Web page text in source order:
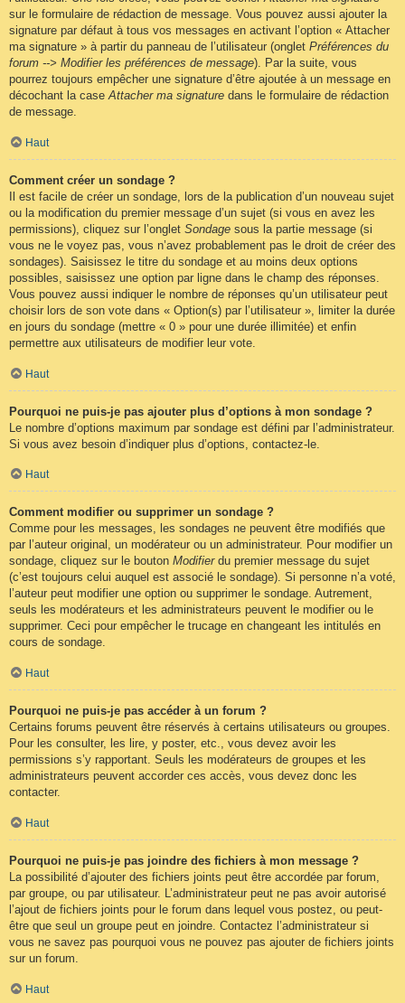
sur le formulaire de rédaction de message. Vous pouvez aussi ajouter la
signature par défaut à tous vos messages en activant l’option « Attacher
ma signature » à partir du panneau de l’utilisateur (onglet Préférences du
forum --> Modifier les préférences de message). Par la suite, vous
pourrez toujours empêcher une signature d’être ajoutée à un message en
décochant la caseAttacher ma signature dans le formulaire de rédaction
de message.
Haut
Comment créer un sondage ?
Il est facile de créer un sondage, lors de la publication d’un nouveau sujet
ou la modification du premier message d’un sujet (si vous en avez les
permissions), cliquez sur l’onglet Sondage sous la partie message (si
vous ne le voyez pas, vous n’avez probablement pas le droit de créer des
sondages). Saisissez le titre du sondage et au moins deux options
possibles, saisissez une option par ligne dans le champ des réponses.
Vous pouvez aussi indiquer le nombre de réponses qu’un utilisateur peut
choisir lors de son vote dans « Option(s) par l’utilisateur », limiter la durée
en jours du sondage (mettre « 0 » pour une durée illimitée) et enfin
permettre aux utilisateurs de modifier leur vote.
Haut
Pourquoi ne puis-je pas ajouter plus d’options à mon sondage ?
Le nombre d’options maximum par sondage est défini par l’administrateur.
Si vous avez besoin d’indiquer plus d’options, contactez-le.
Haut
Comment modifier ou supprimer un sondage ?
Comme pour les messages, les sondages ne peuvent être modifiés que
par l’auteur original, un modérateur ou un administrateur. Pour modifier un
sondage, cliquez sur le bouton Modifierdu premier message du sujet
(c’est toujours celui auquel est associé le sondage). Si personne n’a voté,
l’auteur peut modifier une option ou supprimer le sondage. Autrement,
seuls les modérateurs et les administrateurs peuvent le modifier ou le
supprimer. Ceci pour empêcher le trucage en changeant les intitulés en
cours de sondage.
Haut
Pourquoi ne puis-je pas accéder à un forum ?
Certains forums peuvent être réservés à certains utilisateurs ou groupes.
Pour les consulter, les lire, y poster, etc., vous devez avoir les
permissions s’y rapportant. Seuls les modérateurs de groupes et les
administrateurs peuvent accorder ces accès, vous devez donc les
contacter.
Haut
Pourquoi ne puis-je pas joindre des fichiers à mon message ?
La possibilité d’ajouter des fichiers joints peut être accordée par forum,
par groupe, ou par utilisateur. L’administrateur peut ne pas avoir autorisé
l’ajout de fichiers joints pour le forum dans lequel vous postez, ou peut-
être que seul un groupe peut en joindre. Contactez l’administrateur si
vous ne savez pas pourquoi vous ne pouvez pas ajouter de fichiers joints
sur un forum.
Haut